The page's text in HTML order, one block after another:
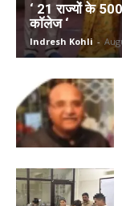
‘ 21 राज्यों के
काॅलेज ‘
Indresh Kohli -